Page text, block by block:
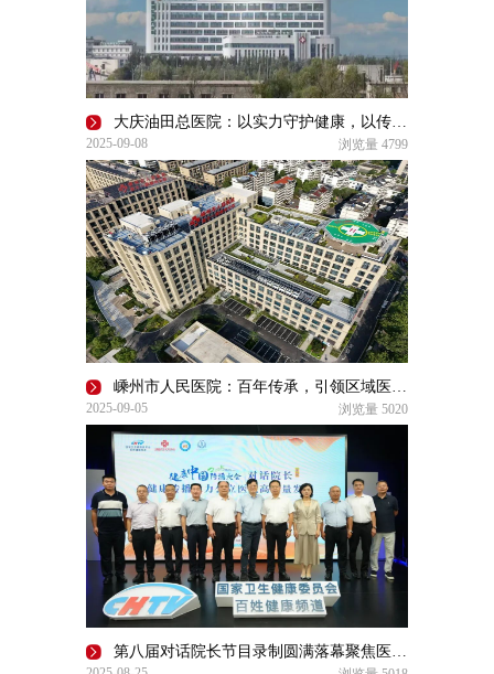
大庆油田总医院：以实力守护健康，以传播赋能民生
2025-09-08 浏览量 4799
嵊州市人民医院：百年传承，引领区域医疗健康新发展
2025-09-05 浏览量 5020
第八届对话院长节目录制圆满落幕聚焦医院传播力提升与IP打造